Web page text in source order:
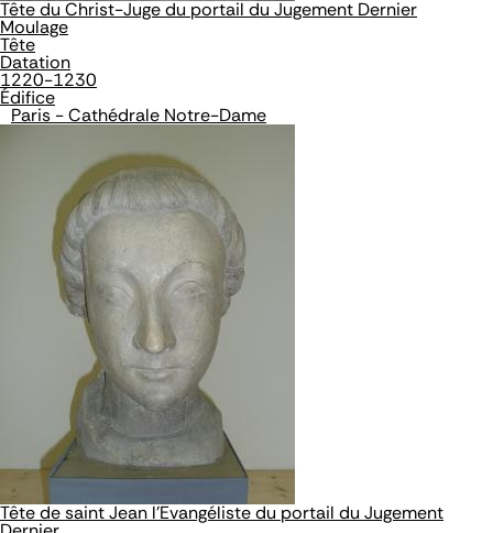
Tête du Christ-Juge du portail du Jugement Dernier
Moulage
Tête
Datation
1220-1230
Édifice
Paris - Cathédrale Notre-Dame
Tête de saint Jean l'Evangéliste du portail du Jugement